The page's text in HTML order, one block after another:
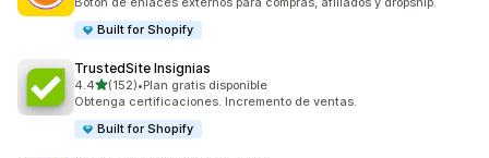
Built for Shopify
TrustedSite Insignias
4.4de 5 estrellas
(152)
152 reseñas en total
•Plan gratis disponible
Obtenga certificaciones. Incremento de ventas.
Built for Shopify